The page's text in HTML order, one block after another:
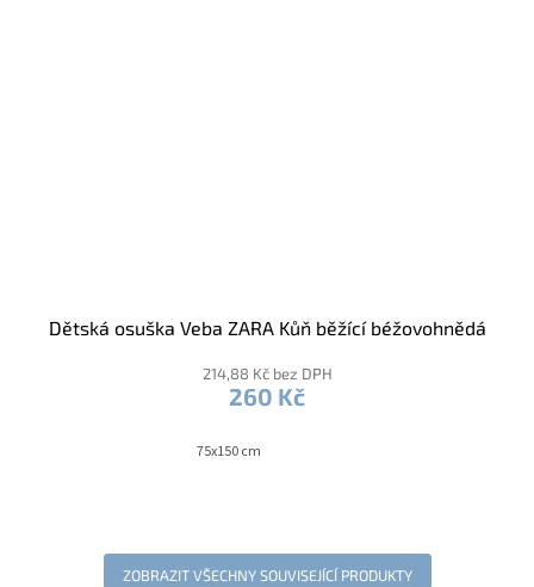
Dětská osuška Veba ZARA Kůň běžící béžovohnědá
214,88 Kč bez DPH
260 Kč
75x150 cm
ZOBRAZIT VŠECHNY SOUVISEJÍCÍ PRODUKTY